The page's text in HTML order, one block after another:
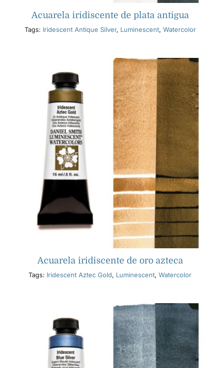
Acuarela iridiscente de plata antigua
Tags: Iridescent Antique Silver, Luminescent, Watercolor
Acuarela iridiscente de oro azteca
Tags: Iridescent Aztec Gold, Luminescent, Watercolor